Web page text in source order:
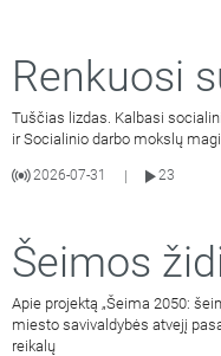
Renkuosi
Tuščias lizdas. Kalbasi
ir Socialinio darbo mokslų
2026-07-31
23
Šeimos
Apie projektą „Šeima 2050:
miesto savivaldybės atvejį
reikalų